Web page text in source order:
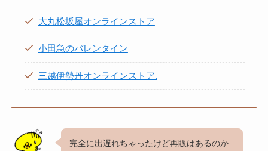
大丸松坂屋オンラインストア
小田急のバレンタイン
三越伊勢丹オンラインストア.
完全に出遅れちゃったけど再販はあるのか